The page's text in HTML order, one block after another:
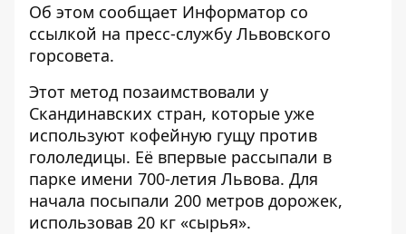
Об этом сообщает Информатор со
ссылкой на пресс-службу Львовского
горсовета.
Этот метод позаимствовали у
Скандинавских стран, которые уже
используют кофейную гущу против
гололедицы. Её впервые рассыпали в
парке имени 700-летия Львова. Для
начала посыпали 200 метров дорожек,
использовав 20 кг «сырья».